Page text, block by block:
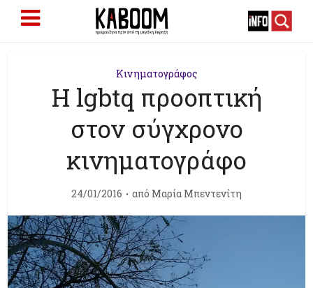
Κινηματογράφος
Η lgbtq προοπτική
στον σύγχρονο
κινηματογράφο
24/01/2016 από Μαρία Μπεντενίτη